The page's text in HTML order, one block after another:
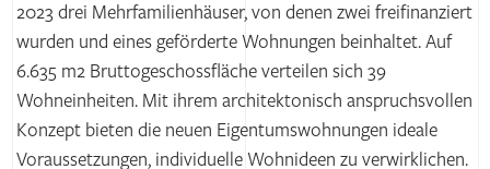
2023 drei Mehrfamilienhäuser, von denen zwei freifinanziert
wurden und eines geförderte Wohnungen beinhaltet. Auf
6.635 m2 Bruttogeschossfläche verteilen sich 39
Wohneinheiten. Mit ihrem architektonisch anspruchsvollen
Konzept bieten die neuen Eigentumswohnungen ideale
Voraussetzungen, individuelle Wohnideen zu verwirklichen.